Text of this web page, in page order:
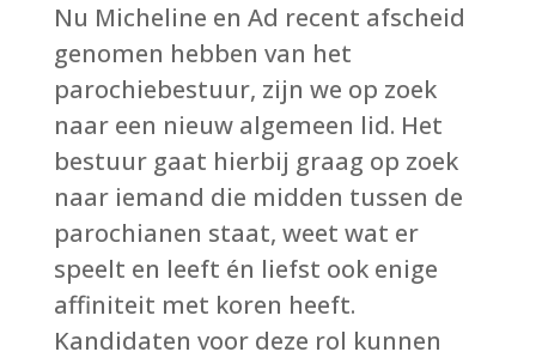
Nu Micheline en Ad recent afscheid
genomen hebben van het
parochiebestuur, zijn we op zoek
naar een nieuw algemeen lid. Het
bestuur gaat hierbij graag op zoek
naar iemand die midden tussen de
parochianen staat, weet wat er
speelt en leeft én liefst ook enige
affiniteit met koren heeft.
Kandidaten voor deze rol kunnen